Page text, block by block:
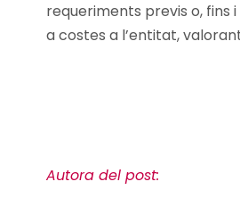
requeriments previs o, fins
a costes a l’entitat,
Autora del post: